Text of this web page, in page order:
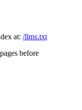
at: /llms.txt
before